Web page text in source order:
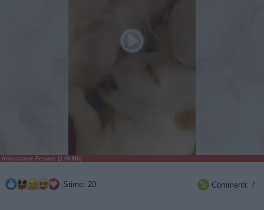
Animazione Pesante (2.06 Mb)
Stime: 20  Commenti: 7